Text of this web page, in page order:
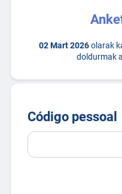
02 Mart 2026olarak
doldurmak
Código pessoal
Código